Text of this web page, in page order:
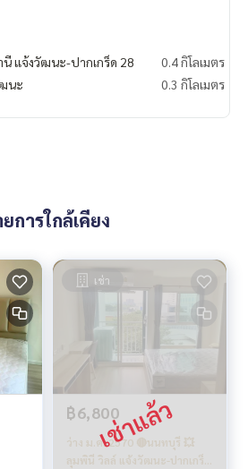
แจ้งวัฒนะ-ปากเกร็ด 28
0.4 กิโลเมตร
นะ
0.3 กิโลเมตร
การใกล้เคียง
เช่า
฿6,800
ว่าง ม.ค. 2570 🔴นนทบุรี 💥
ลุมพินี วิลล์ แจ้งวัฒนะ-ปากเกร็ด